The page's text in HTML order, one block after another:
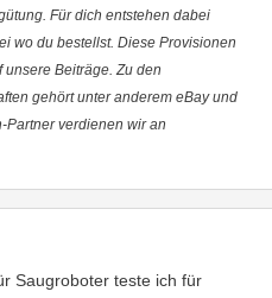
Für dich entstehen dabei
wo du bestellst. Diese Provisionen
Beiträge. Zu den
gehört unter anderem eBay und
Partner verdienen wir an
Saugroboter teste ich für